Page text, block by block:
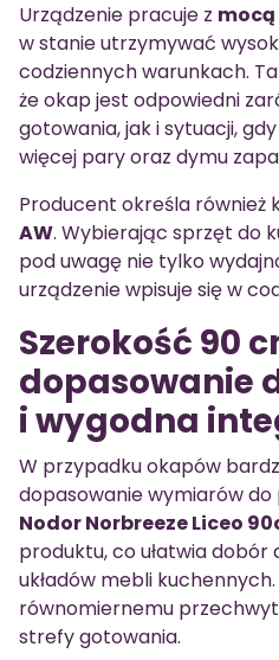
Urządzenie pracuje z mocą
w stanie utrzymywać
codziennych warunkach.
że okap jest odpowiedni
gotowania, jak i sytuacji,
więcej pary oraz dymu
Producent określa również
AW. Wybierając sprzęt do
pod uwagę nie tylko
urządzenie wpisuje się w
Szerokość 90
dopasowanie
i wygodna
W przypadku okapów
dopasowanie wymiarów
Nodor Norbreeze Liceo
produktu, co ułatwia
układów mebli
równomiernemu
strefy gotowania.